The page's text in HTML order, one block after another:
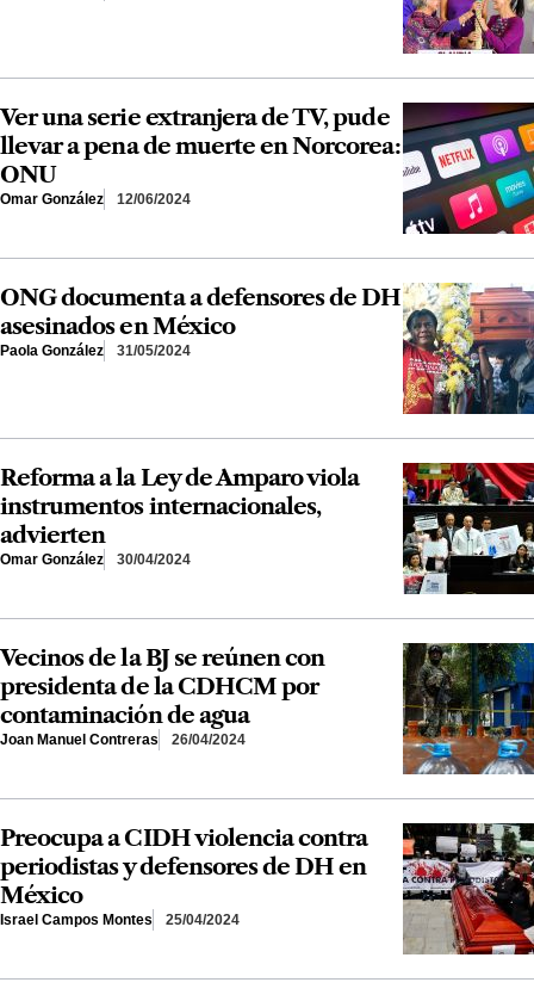
Ver una serie extranjera de TV, pude
llevar a pena de muerte en Norcorea:
ONU
Omar González 12/06/2024
ONG documenta a defensores de DH
asesinados en México
Paola González 31/05/2024
Reforma a la Ley de Amparo viola
instrumentos internacionales,
advierten
Omar González 30/04/2024
Vecinos de la BJ se reúnen con
presidenta de la CDHCM por
contaminación de agua
Joan Manuel Contreras 26/04/2024
Preocupa a CIDH violencia contra
periodistas y defensores de DH en
México
Israel Campos Montes 25/04/2024